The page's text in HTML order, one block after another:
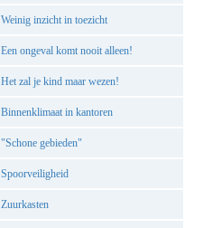
Weinig inzicht in toezicht
Een ongeval komt nooit alleen!
Het zal je kind maar wezen!
Binnenklimaat in kantoren
"Schone gebieden"
Spoorveiligheid
Zuurkasten